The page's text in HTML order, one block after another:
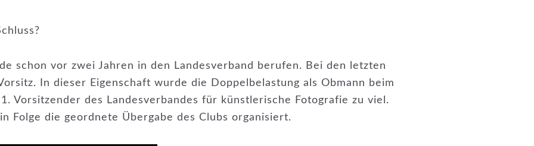
schon vor zwei Jahren in den Landesverband berufen. Bei den letzten
In dieser Eigenschaft wurde die Doppelbelastung als Obmann beim
Vorsitzender des Landesverbandes für künstlerische Fotografie zu viel.
Folge die geordnete Übergabe des Clubs organisiert.